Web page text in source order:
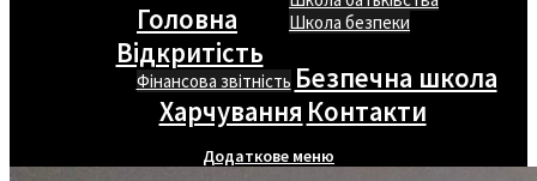
Головна
Школа безпеки
Відкритість
Фінансова звітність Безпечна школа
Харчування Контакти
Додаткове меню